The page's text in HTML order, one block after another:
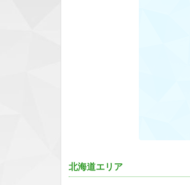
北海道エリア